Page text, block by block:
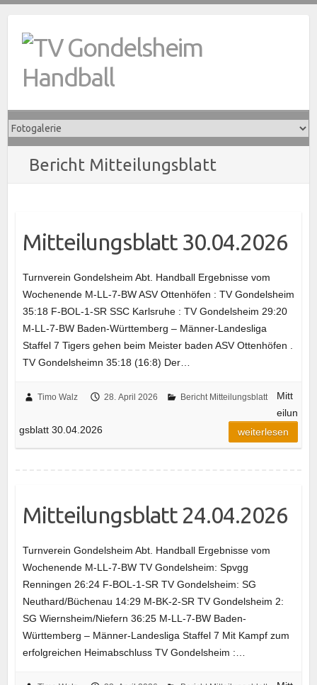
content
Bericht Mitteilungsblatt
Mitteilungsblatt 30.04.2026
Turnverein Gondelsheim Abt. Handball Ergebnisse vom
Wochenende M-LL-7-BW ASV Ottenhöfen : TV Gondelsheim
35:18 F-BOL-1-SR SSC Karlsruhe : TV Gondelsheim 29:20
M-LL-7-BW Baden-Württemberg – Männer-Landesliga
Staffel 7 Tigers gehen beim Meister baden ASV Ottenhöfen .
TV Gondelsheimn 35:18 (16:8) Der…
Timo Walz 28. April 2026 Bericht Mitteilungsblatt
Mitt
eilun
gsblatt 30.04.2026
weiterlesen
Mitteilungsblatt 24.04.2026
Turnverein Gondelsheim Abt. Handball Ergebnisse vom
Wochenende M-LL-7-BW TV Gondelsheim: Spvgg
Renningen 26:24 F-BOL-1-SR TV Gondelsheim: SG
Neuthard/Büchenau 14:29 M-BK-2-SR TV Gondelsheim 2:
SG Wiernsheim/Niefern 36:25 M-LL-7-BW Baden-
Württemberg – Männer-Landesliga Staffel 7 Mit Kampf zum
erfolgreichen Heimabschluss TV Gondelsheim :…